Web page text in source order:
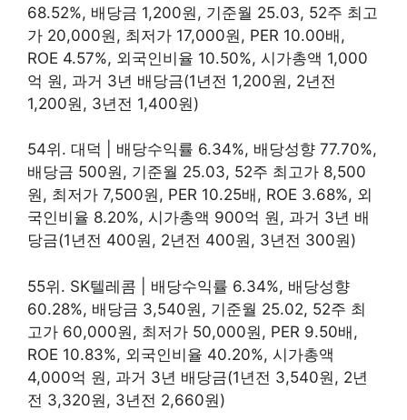
68.52%, 배당금 1,200원, 기준월 25.03, 52주 최고
가 20,000원, 최저가 17,000원, PER 10.00배,
ROE 4.57%, 외국인비율 10.50%, 시가총액 1,000
억 원, 과거 3년 배당금(1년전 1,200원, 2년전
1,200원, 3년전 1,400원)
54위. 대덕 | 배당수익률 6.34%, 배당성향 77.70%,
배당금 500원, 기준월 25.03, 52주 최고가 8,500
원, 최저가 7,500원, PER 10.25배, ROE 3.68%, 외
국인비율 8.20%, 시가총액 900억 원, 과거 3년 배
당금(1년전 400원, 2년전 400원, 3년전 300원)
55위. SK텔레콤 | 배당수익률 6.34%, 배당성향
60.28%, 배당금 3,540원, 기준월 25.02, 52주 최
고가 60,000원, 최저가 50,000원, PER 9.50배,
ROE 10.83%, 외국인비율 40.20%, 시가총액
4,000억 원, 과거 3년 배당금(1년전 3,540원, 2년
전 3,320원, 3년전 2,660원)